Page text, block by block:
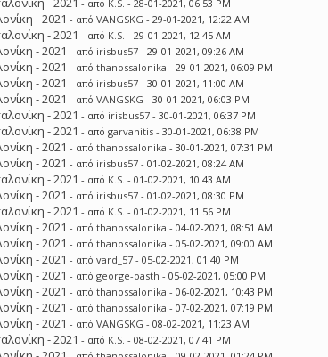
- από K.S. - 28-01-2021, 06:53 PM
- 2021 - απόVANGSKG - 29-01-2021, 12:22 AM
- 2021 - από K.S. - 29-01-2021, 12:45 AM
- 2021 - από irisbus57 - 29-01-2021, 09:26 AM
- 2021 - απόthanossalonika - 29-01-2021, 06:09 PM
- 2021 - από irisbus57 - 30-01-2021, 11:00 AM
- 2021 - απόVANGSKG - 30-01-2021, 06:03 PM
- 2021 - από irisbus57 - 30-01-2021, 06:37 PM
- 2021 - απόgarvanitis - 30-01-2021, 06:38 PM
- 2021 - απόthanossalonika - 30-01-2021, 07:31 PM
- 2021 - από irisbus57 - 01-02-2021, 08:24 AM
- 2021 - από K.S. - 01-02-2021, 10:43 AM
- 2021 - από irisbus57 - 01-02-2021, 08:30 PM
- 2021 - από K.S. - 01-02-2021, 11:56 PM
- 2021 - απόthanossalonika - 04-02-2021, 08:51 AM
- 2021 - απόthanossalonika - 05-02-2021, 09:00 AM
- 2021 - απόvard_57 - 05-02-2021, 01:40 PM
- 2021 - απόgeorge-oasth - 05-02-2021, 05:00 PM
- 2021 - απόthanossalonika - 06-02-2021, 10:43 PM
- 2021 - απόthanossalonika - 07-02-2021, 07:19 PM
- 2021 - απόVANGSKG - 08-02-2021, 11:23 AM
- 2021 - από K.S. - 08-02-2021, 07:41 PM